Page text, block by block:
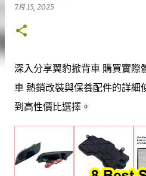
7月 15, 2025
深入分享翼豹掀背車 購買實際
車 熱銷改裝與保養配件的詳細
到高性價比選擇。